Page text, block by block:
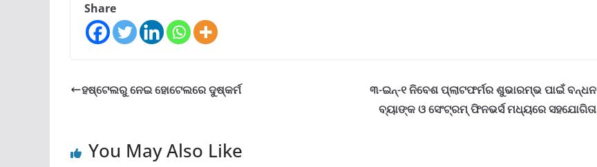
Share
ହଷ୍ଟେଲରୁ ନେଇ ହୋଟେଲରେ ଦୁଷ୍କର୍ମ
୩-ଇନ୍‌-୧ ନିବେଶ ପ୍ଲାଟଫର୍ମର ଶୁଭାରମ୍ଭ ପାଇଁ ବନ୍ଧନ
ବ୍ୟାଙ୍କ ଓ ସେଂଟ୍ରମ୍ ଫିନଭର୍ସ ମଧ୍ୟରେ ସହଯୋଗିତା
You May Also Like